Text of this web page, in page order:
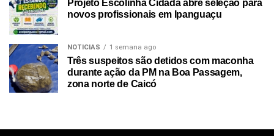
Projeto Escolinha Cidadã abre seleção para
novos profissionais em Ipanguaçu
NOTICIAS 1 semana ago
Três suspeitos são detidos com maconha
durante ação da PM na Boa Passagem,
zona norte de Caicó